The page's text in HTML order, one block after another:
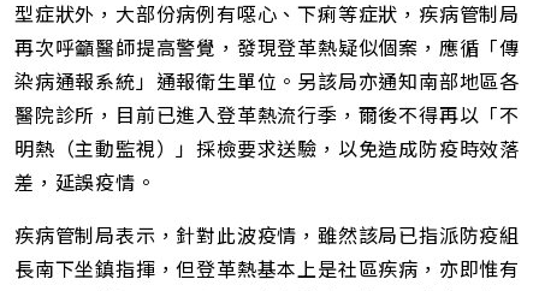
型症狀外，大部份病例有噁心、下痢等症狀，疾病管制局
再次呼籲醫師提高警覺，發現登革熱疑似個案，應循「傳
染病通報系統」通報衛生單位。另該局亦通知南部地區各
醫院診所，目前已進入登革熱流行季，爾後不得再以「不
明熱（主動監視）」採檢要求送驗，以免造成防疫時效落
差，延誤疫情。
疾病管制局表示，針對此波疫情，雖然該局已指派防疫組
長南下坐鎮指揮，但登革熱基本上是社區疾病，亦即惟有